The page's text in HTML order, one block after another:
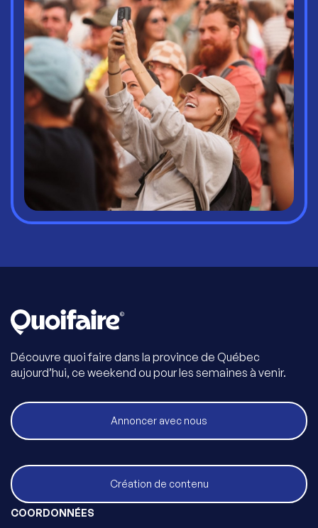
Découvre quoi faire dans la province de Québec
aujourd’hui, ce weekend ou pour les semaines à venir.
Annoncer avec nous
Création de contenu
COORDONNÉES